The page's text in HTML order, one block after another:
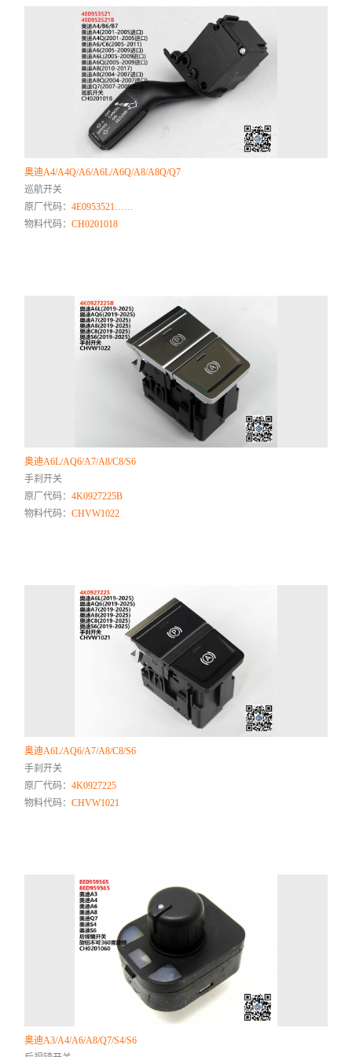
奥迪A4/A4Q/A6/A6L/A6Q/A8/A8Q/Q7
巡航开关
原厂代码：4E0953521……
物料代码：CH0201018
奥迪A6L/AQ6/A7/A8/C8/S6
手刹开关
原厂代码：4K0927225B
物料代码：CHVW1022
奥迪A6L/AQ6/A7/A8/C8/S6
手刹开关
原厂代码：4K0927225
物料代码：CHVW1021
奥迪A3/A4/A6/A8/Q7/S4/S6